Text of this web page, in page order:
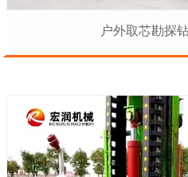
户外取芯勘探